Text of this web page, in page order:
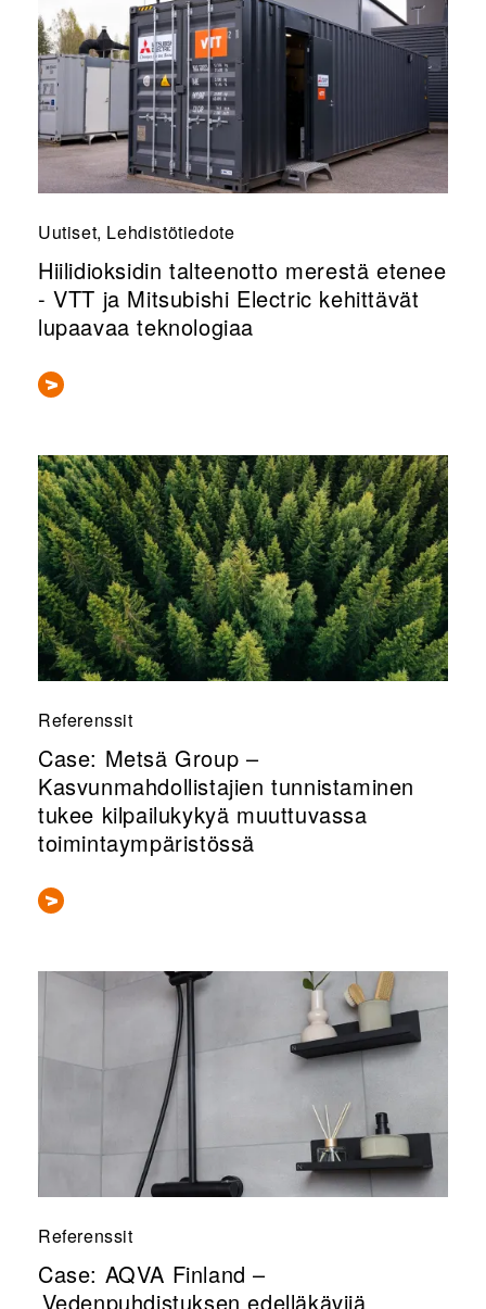
Uutiset, Lehdistötiedote
Hiilidioksidin talteenotto merestä etenee
- VTT ja Mitsubishi Electric kehittävät
lupaavaa teknologiaa
Referenssit
Case: Metsä Group –
Kasvunmahdollistajien tunnistaminen
tukee kilpailukykyä muuttuvassa
toimintaympäristössä
Referenssit
Case: AQVA Finland –
Vedenpuhdistuksen edelläkävijä